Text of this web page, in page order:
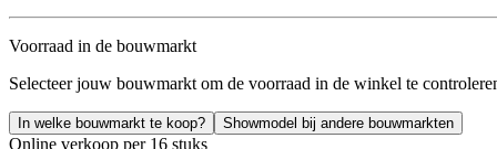
Voorraad in de bouwmarkt
Selecteer jouw bouwmarkt om de voorraad in de winkel te
In welke bouwmarkt te koop? Showmodel bij andere bouwmarkten
Online verkoop per 16 stuks